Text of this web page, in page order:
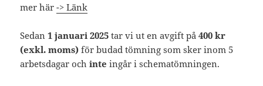
mer här-> Länk
Sedan1 januari 2025 tar vi ut en avgift på400 kr
(exkl. moms) för budad tömning som sker inom 5
arbetsdagar ochinte ingår i schematömningen.